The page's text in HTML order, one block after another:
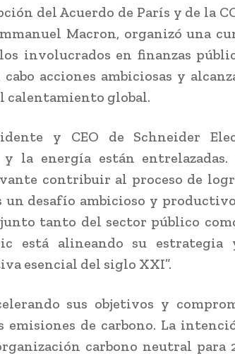
del Acuerdo de París y de la
Macron, organizó una
involucrados en finanzas
acciones ambiciosas y
calentamiento global.
y CEO de Schneider
la energía están entrelazadas.
contribuir al proceso de
un desafío ambicioso y
tanto del sector público
está alineando su estrategia
esencial del siglo XXI”.
sus objetivos y
de carbono. La
carbono neutral para